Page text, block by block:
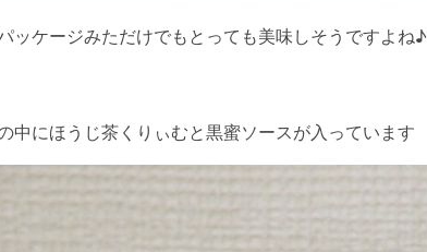
ッケージみただけでもとっても美味しそうですよね♪
中にほうじ茶くりぃむと黒蜜ソースが入っています